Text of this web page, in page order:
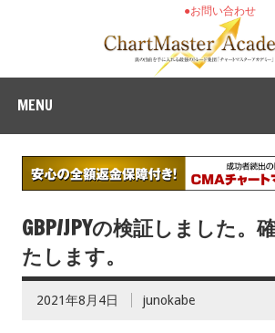
●お問い合わせ
MENU
GBP/JPYの検証しました。
たします。
2021年8月4日 junokabe